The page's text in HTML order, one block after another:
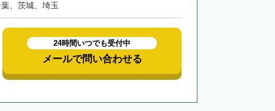
、茨城、埼玉
24時間いつでも受付中
メールで問い合わせる